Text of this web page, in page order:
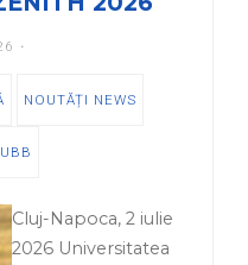
NOUTĂȚI NEWS
Cluj-Napoca, 2 iulie
2026 Universitatea